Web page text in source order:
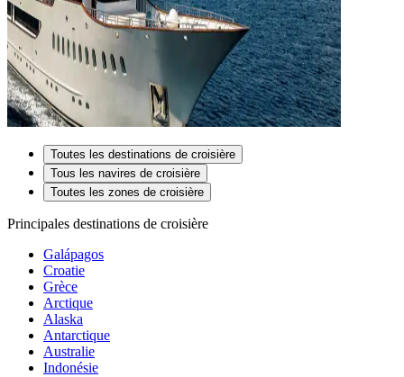
Toutes les destinations de croisière
Tous les navires de croisière
Toutes les zones de croisière
Principales destinations de croisière
Galápagos
Croatie
Grèce
Arctique
Alaska
Antarctique
Australie
Indonésie